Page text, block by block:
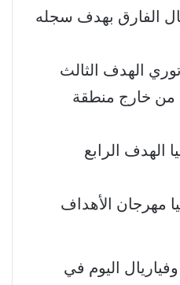
الفارق بهدف سجله
الهدف الثالث
من خارج منطقة
الهدف الرابع
مهرجان الأهداف